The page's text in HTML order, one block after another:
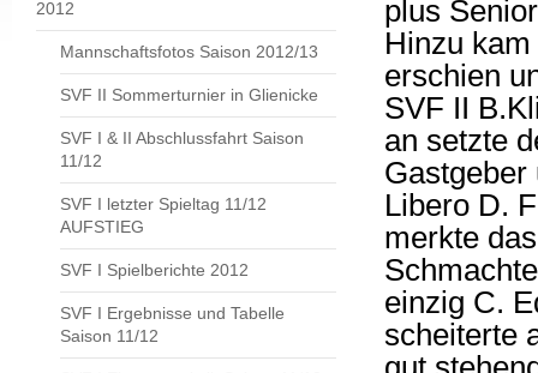
2012
Mannschaftsfotos Saison 2012/13
SVF II Sommerturnier in Glienicke
SVF I & II Abschlussfahrt Saison
11/12
SVF I letzter Spieltag 11/12
AUFSTIEG
SVF I Spielberichte 2012
SVF I Ergebnisse und Tabelle
Saison 11/12
plus
Hinzu
erschien
SVF II
an setzte
Gastgeber
Libero D.
merkte
einzig C.
scheiterte